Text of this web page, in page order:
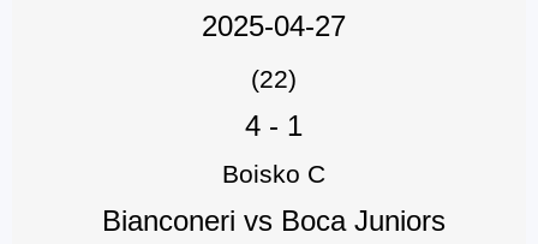
2025-04-27
(22)
4- 1
Boisko C
Bianconeri vs Boca Juniors